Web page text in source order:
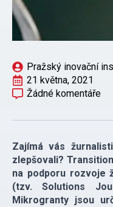
Pražský inovační
21 května, 2021
Žádné komentáře
Zajímá vás
zlepšovali?
na podporu rozvoje
(tzv. Solutions
Mikrogranty jsou